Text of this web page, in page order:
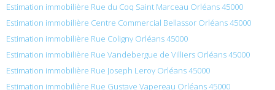
Estimation immobilière Rue du Coq Saint Marceau Orléans 45000
Estimation immobilière Centre Commercial Bellassor Orléans 45000
Estimation immobilière Rue Coligny Orléans 45000
Estimation immobilière Rue Vandebergue de Villiers Orléans 45000
Estimation immobilière Rue Joseph Leroy Orléans 45000
Estimation immobilière Rue Gustave Vapereau Orléans 45000